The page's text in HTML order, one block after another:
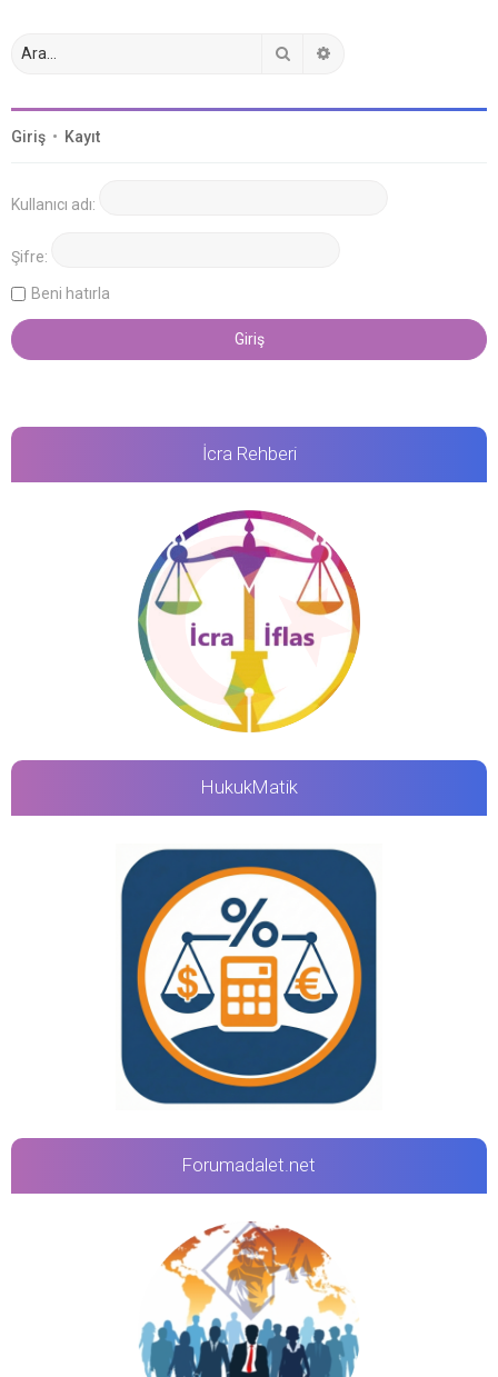
Giriş • Kayıt
Kullanıcı adı:
Şifre:
Beni hatırla
İcra Rehberi
HukukMatik
Forumadalet.net